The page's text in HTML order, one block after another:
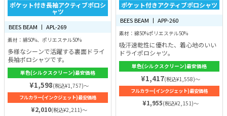
ポケット付き長袖アクティブポロシ
ャツ
BEES BEAM 丨 APL-269
素材：綿50%、ポリエステル50%
多様なシーンで活躍する裏面ドライ
長袖ポロシャツです。
単色(シルクスクリーン)最安価格
¥1,598(税込¥1,757)～
フルカラー(インクジェット)最安価格
¥2,010(税込¥2,211)～
ポケット付きアクティブポロシャツ
BEES BEAM 丨 APP-260
素材：綿50%ポリエステル50%
吸汗速乾性に優れた、着心地のいい
ドライポロシャツ。
単色(シルクスクリーン)最安価格
¥1,417(税込¥1,558)～
フルカラー(インクジェット)最安価格
¥1,955(税込¥2,151)～